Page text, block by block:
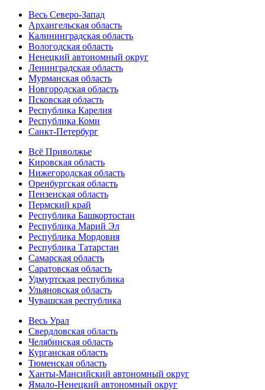
Весь Северо-Запад
Архангельская область
Калининградская область
Вологодская область
Ненецкий автономный округ
Ленинградская область
Мурманская область
Новгородская область
Псковская область
Республика Карелия
Республика Коми
Санкт-Петербург
Всё Приволжье
Кировская область
Нижегородская область
Оренбургская область
Пензенская область
Пермский край
Республика Башкортостан
Республика Марий Эл
Республика Мордовия
Республика Татарстан
Самарская область
Саратовская область
Удмуртская республика
Ульяновская область
Чувашская республика
Весь Урал
Свердловская область
Челябинская область
Курганская область
Тюменская область
Ханты-Мансийский автономный округ
Ямало-Ненецкий автономный округ